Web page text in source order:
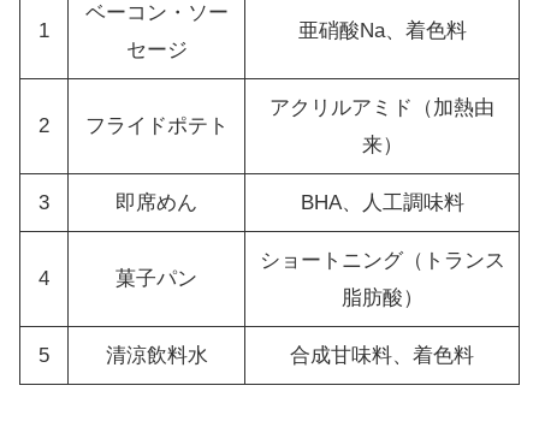
1
ベーコン・ソー
セージ
亜硝酸Na、着色料
2 フライドポテト
アクリルアミド（加熱由
来）
3 即席めん BHA、人工調味料
4 菓子パン
ショートニング（トランス
脂肪酸）
5 清涼飲料水 合成甘味料、着色料